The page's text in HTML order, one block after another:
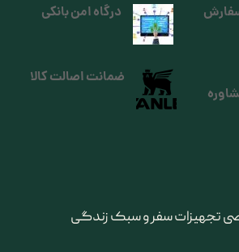
تجهیزات سفر و سبک زندگی
درگاه امن بانکی
ضمانت اصالت کالا